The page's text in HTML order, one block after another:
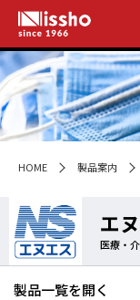
HOME 製品案内
エ
医療・
製品一覧を開く